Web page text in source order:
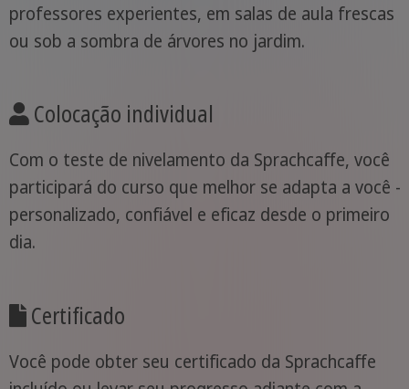
professores experientes, em salas de aula frescas
ou sob a sombra de árvores no jardim.
Colocação individual
Com o teste de nivelamento da Sprachcaffe, você
participará do curso que melhor se adapta a você -
personalizado, confiável e eficaz desde o primeiro
dia.
Certificado
Você pode obter seu certificado da Sprachcaffe